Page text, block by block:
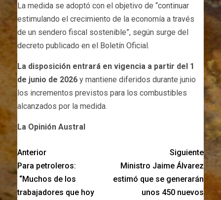
La medida se adoptó con el objetivo de “continuar
estimulando el crecimiento de la economía a través
de un sendero fiscal sostenible”, según surge del
decreto publicado en el Boletín Oficial.
La disposición entrará en vigencia a partir del 1
de junio de 2026 y mantiene diferidos durante junio
los incrementos previstos para los combustibles
alcanzados por la medida.
La Opinión Austral
Anterior
Para petroleros:
“Muchos de los
trabajadores que hoy
Siguiente
Ministro Jaime Álvarez
estimó que se generarán
unos 450 nuevos